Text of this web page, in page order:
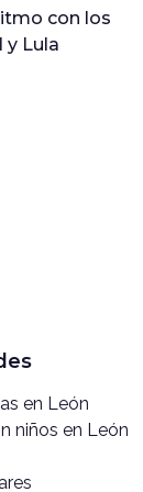
con los
y Lula
en León
niños en León